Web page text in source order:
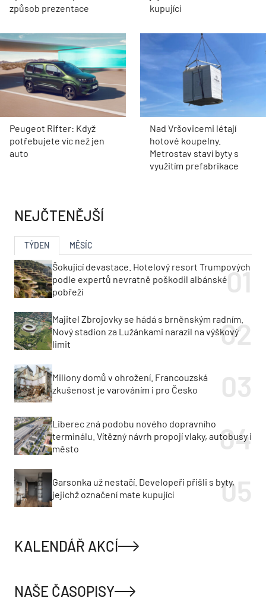
způsob prezentace
kupující
Peugeot Rifter: Když
potřebujete víc než jen
auto
Nad Vršovicemi létají
hotové koupelny.
Metrostav staví byty s
využitím prefabrikace
NEJČTENĚJŠÍ
TÝDEN MĚSÍC
Šokující devastace. Hotelový resort Trumpových
podle expertů nevratně poškodil albánské
pobřeží
Majitel Zbrojovky se hádá s brněnským radním.
Nový stadion za Lužánkami narazil na výškový
limit
Miliony domů v ohrožení. Francouzská
zkušenost je varováním i pro Česko
Liberec zná podobu nového dopravního
terminálu. Vítězný návrh propojí vlaky, autobusy i
město
Garsonka už nestačí. Developeři přišli s byty,
jejichž označení mate kupující
KALENDÁŘ AKCÍ
NAŠE ČASOPISY